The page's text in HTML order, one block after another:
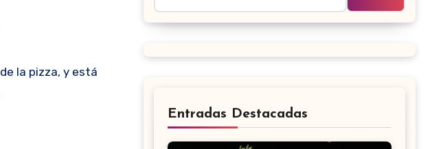
Entradas Destacadas